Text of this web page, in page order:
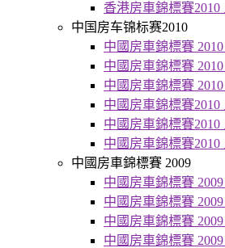
香港房車錦標賽2010
中国房车锦标赛2010
中國房車錦標賽 2010
中國房車錦標賽 2010
中國房車錦標賽 2010
中國房車錦標賽2010
中國房車錦標賽2010
中國房車錦標賽2010
中國房車錦標賽 2009
中國房車錦標賽 2009
中國房車錦標賽 2009
中國房車錦標賽 2009
中國房車錦標賽 2009